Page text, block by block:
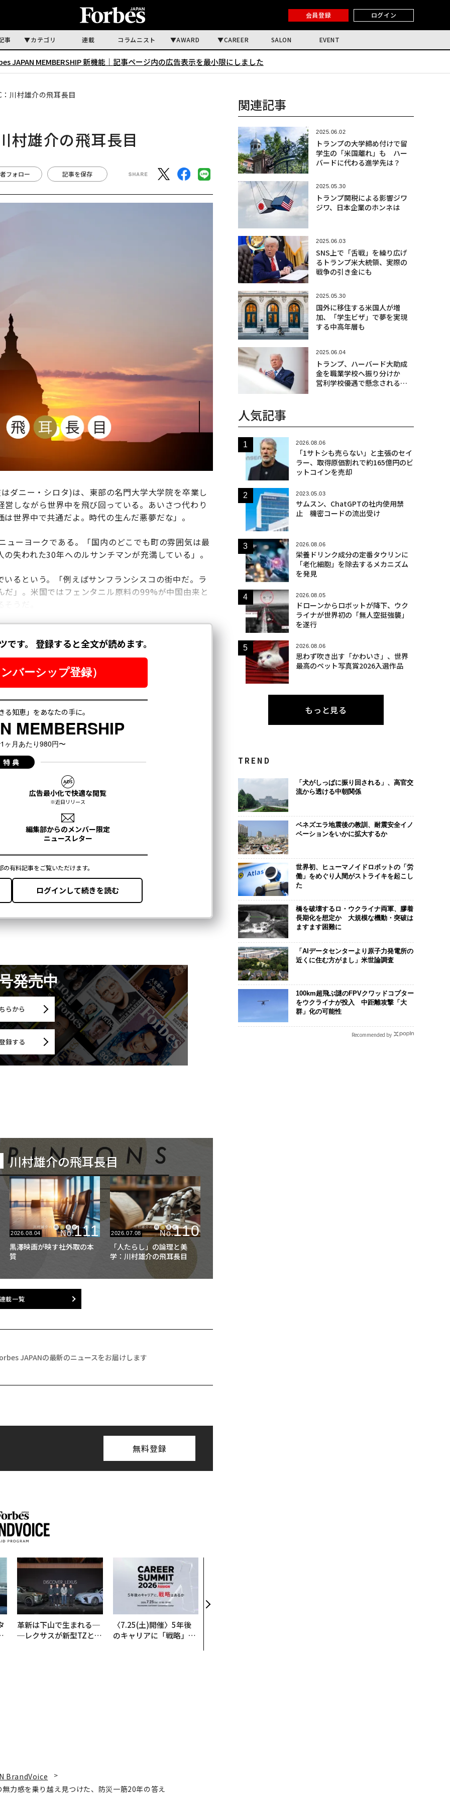
会員登録 ログイン
事 カテゴリ 連載 コラムニスト AWARD CAREER SALON EVENT
JAPAN MEMBERSHIP 新機能｜ 記事ページ内の広告表示を最小限にしました
川村雄介の飛耳長目
村雄介の飛耳長目
フォロー 記事を保存
ダニー・シロタ)は、東部の名門大学大学院を卒業し
しながら世界中を飛び回っている。あいさつ代わり
世界中で共通だよ。時代の生んだ悪夢だな」。
ューヨークである。「国内のどこでも町の雰囲気は最
失われた30年へのルサンチマンが充満している」。
るという。「例えばサンフランシスコの街中だ。ラ
」。米国ではフェンタニル原料の99%が中国由来と
発売中
らから
録する
川村雄介の飛耳長目
2026.08.04 No.111
黒澤映画が映す社外取の本
質
2026.07.08 No.110
「人たらし」の論理と美
学：川村雄介の飛耳長目
載一覧
JAPANの最新のニュースをお届けします
無料登録
革新は下山で生まれる─
─レクサスが新型TZとE
〈7.25(土)開催〉5年後
のキャリアに「戦略」は
ビジネス×PwC】
関連記事
2025.06.02
トランプの大学締め付けで留
学生の「米国離れ」も ハー
バードに代わる進学先は？
2025.05.30
トランプ関税による影響ジワ
ジワ、日本企業のホンネは
2025.06.03
SNS上で「舌戦」を繰り広げ
るトランプ米大統領、実際の
戦争の引き金にも
2025.05.30
国外に移住する米国人が増
加、「学生ビザ」で夢を実現
する中高年層も
2025.06.04
トランプ、ハーバード大助成
金を職業学校へ振り分けか
営利学校優遇で懸念される格
人気記事
2026.08.06
「1サトシも売らない」と主張のセイ
ラー、取得原価割れで約165億円のビ
ットコインを売却
2023.05.03
サムスン、ChatGPTの社内使用禁
止 機密コードの流出受け
2026.08.06
栄養ドリンク成分の定番タウリンに
「老化細胞」を除去するメカニズム
を発見
2026.08.05
ドローンからロボットが降下、ウク
ライナが世界初の「無人空挺強襲」
を遂行
2026.08.06
思わず吹き出す「かわいさ」、世界
最高のペット写真賞2026入選作品
もっと見る
TREND
「犬がしっぱに振り回される」、高官交
流から透ける中朝関係
ベネズエラ地震後の教訓、耐震安全イノ
ベーションをいかに拡大するか
世界初、ヒューマノイドロボットの「労
働」をめぐり人間がストライキを起こし
た
橋を破壊するロ・ウクライナ両軍、膠着
長期化を想定か 大規模な機動・突破は
ますます困難に
「AIデータセンターより原子力発電所の
近くに住む方がまし」米世論調査
100km超飛ぶ謎のFPVクワッドコプター
をウクライナが投入 中距離攻撃「大
群」化の可能性
Recommended by
BrandVoice
力感を乗り越え見つけた、防災一筋20年の答え